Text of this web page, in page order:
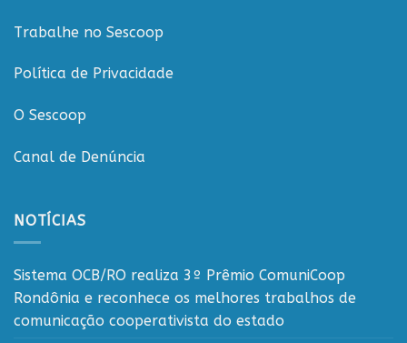
Trabalhe no Sescoop
Política de Privacidade
O Sescoop
Canal de Denúncia
NOTÍCIAS
Sistema OCB/RO realiza 3º Prêmio ComuniCoop
Rondônia e reconhece os melhores trabalhos de
comunicação cooperativista do estado